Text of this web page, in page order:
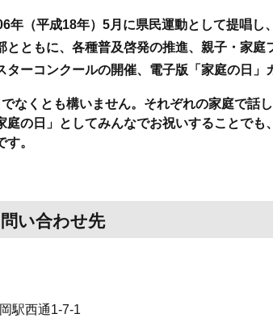
（平成18年）5月に県民運動として提唱し
とともに、各種普及啓発の推進、親子・家
ーコンクールの開催、電子版「家庭の日」
でなくとも構いません。それぞれの家庭で話
庭の日」としてみんなでお祝いすることで
。
い合わせ先
駅西通1-7-1